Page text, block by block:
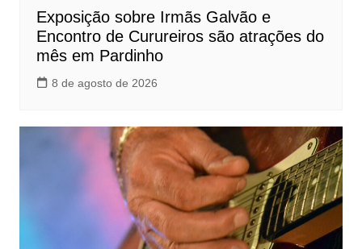
Exposição sobre Irmãs Galvão e
Encontro de Curureiros são atrações do
mês em Pardinho
8 de agosto de 2026